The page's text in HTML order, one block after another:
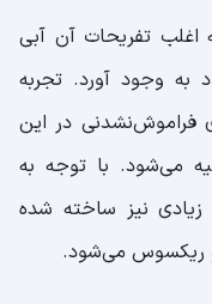
اغلب تفریحات آن آبی
به وجود آورد. تجربه
فراموش‌نشدنی در این
می‌شود. با توجه به
زیادی نیز ساخته شده
ریکسوس می‌شود.